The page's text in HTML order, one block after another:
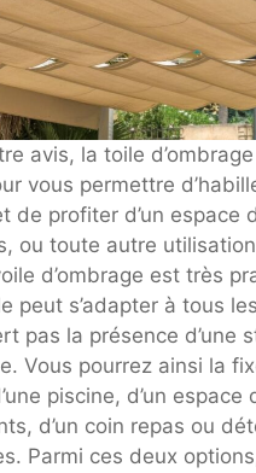
avis, la toile
vous permettre
de profiter d’un espace
ou toute autre
d’ombrage est très
peut s’adapter à tous
pas la présence d’une
Vous pourrez ainsi la
piscine, d’un espace
d’un coin repas ou
Parmi ces deux